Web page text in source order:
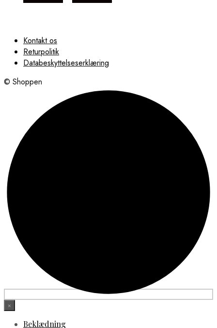
Kontakt os
Returpolitik
Databeskyttelseserklæring
© Shoppen
×
Beklædning